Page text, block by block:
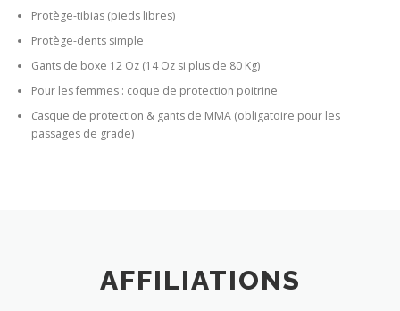
Protège-tibias (pieds libres)
Protège-dents simple
Gants de boxe 12 Oz (14 Oz si plus de 80 Kg)
Pour les femmes : coque de protection poitrine
Casque de protection & gants de MMA (obligatoire pour les
passages de grade)
AFFILIATIONS